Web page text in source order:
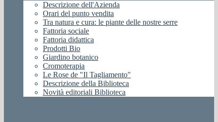
Descrizione dell'Azienda
Orari del punto vendita
Tra natura e cura: le piante delle nostre serre
Fattoria sociale
Fattoria didattica
Prodotti Bio
Giardino botanico
Cromoterapia
Le Rose de "Il Tagliamento"
Descrizione della Biblioteca
Novità editoriali Biblioteca